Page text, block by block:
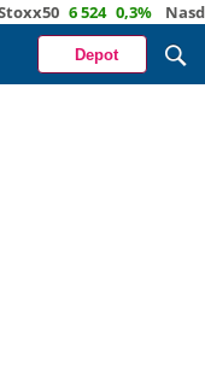
6 524 0,3%
Depot